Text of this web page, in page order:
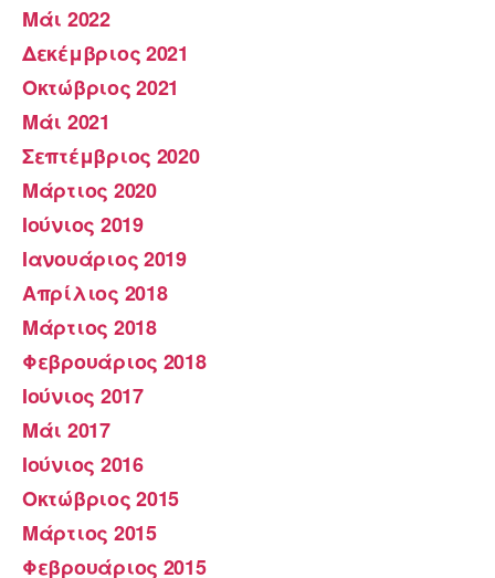
Μάι 2022
Δεκέμβριος 2021
Οκτώβριος 2021
Μάι 2021
Σεπτέμβριος 2020
Μάρτιος 2020
Ιούνιος 2019
Ιανουάριος 2019
Απρίλιος 2018
Μάρτιος 2018
Φεβρουάριος 2018
Ιούνιος 2017
Μάι 2017
Ιούνιος 2016
Οκτώβριος 2015
Μάρτιος 2015
Φεβρουάριος 2015